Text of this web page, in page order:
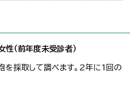
（前年度未受診者）
を採取して調べます。2年に1回の